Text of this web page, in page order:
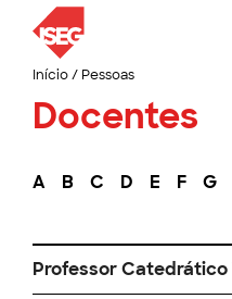
Início/ Pessoas
Docentes
A B C D E F G
Professor